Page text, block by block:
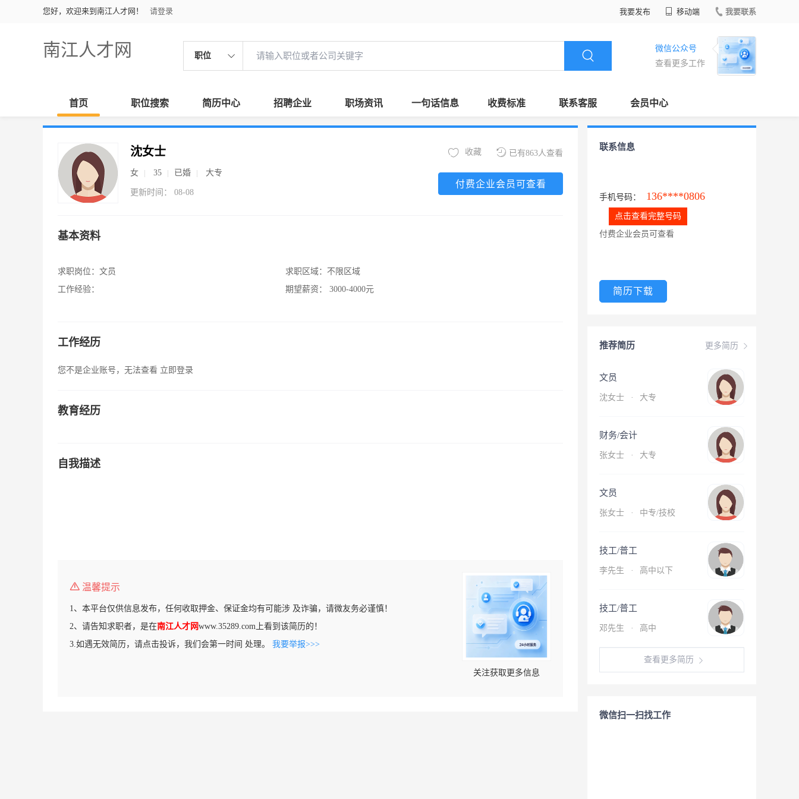
您好，欢迎来到南江人才网！ 请登录 我要发布 移动端 我要联系
南江人才网 职位
微信公众号
查看更多工作
首页 职位搜索 简历中心 招聘企业 职场资讯 一句话信息 收费标准 联系客服 会员中心
沈女士
女 35 已婚 大专
更新时间： 08-08
已有863人查看
收藏
付费企业会员可查看
基本资料
求职岗位： 文员
工作经验：
求职区域： 不限区域
期望薪资：
3000-4000元
工作经历
您不是企业账号，无法查看 立即登录
教育经历
自我描述
温馨提示
1、本平台仅供信息发布，任何收取押金、保证金均有可能涉 及诈骗，请微友务必谨慎！
2、请告知求职者，是在南江人才网www.35289.com上看到该简历的！
3.如遇无效简历，请点击投诉，我们会第一时间 处理。 我要举报>>>
关注获取更多信息
联系信息
手机号码： 136****0806
点击查看完整号码
付费企业会员可查看
简历下载
更多简历
推荐简历
文员
沈女士 · 大专
财务/会计
张女士 · 大专
文员
张女士 · 中专/技校
技工/普工
李先生 · 高中以下
技工/普工
邓先生 · 高中
查看更多简历
微信扫一扫找工作